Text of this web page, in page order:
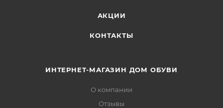
АКЦИИ
КОНТАКТЫ
ИНТЕРНЕТ-МАГАЗИН ДОМ ОБУВИ
О компании
Отзывы